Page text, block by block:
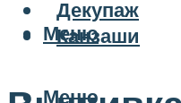
Декупаж
Канзаши
Меню
Меню